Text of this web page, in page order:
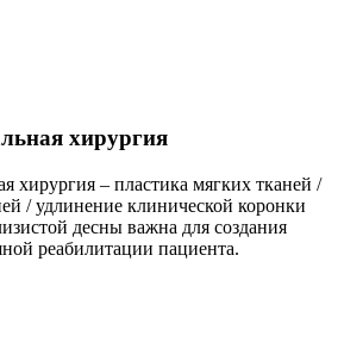
хирургия
хирургия – пластика мягких тканей /
/ удлинение клинической коронки
десны важна для создания
реабилитации пациента.